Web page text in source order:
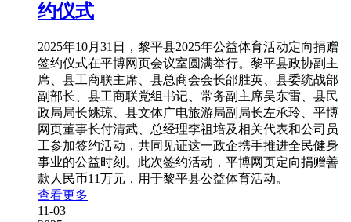
约仪式
2025年10月31日，黎平县2025年公益体育活动定向捐赠
签约仪式在平博网页会议室圆满举行。黎平县政协副主
席、县工商联主席、县总商会会长邰胜英、县委统战部
副部长、县工商联党组书记、常务副主席吴东雷、县民
政局局长姚琼、县文体广电旅游局副局长左承玲、平博
网页董事长付清武、总经理李祖培及相关代表和公司员
工参加签约活动，共同见证这一政企携手推进全民健身
事业的公益时刻。此次签约活动，平博网页定向捐赠善
款人民币11万元，用于黎平县公益体育活动。
查看更多
11-03